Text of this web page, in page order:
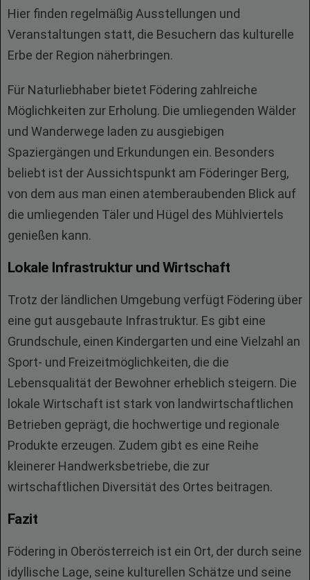
Hier finden regelmäßig Ausstellungen und
Veranstaltungen statt, die Besuchern das kulturelle
Erbe der Region näherbringen.
Für Naturliebhaber bietet Födering zahlreiche
Möglichkeiten zur Erholung. Die umliegenden Wälder
und Wanderwege laden zu ausgiebigen
Spaziergängen und Erkundungen ein. Besonders
beliebt ist der Aussichtspunkt am Föderinger Berg,
von dem aus man einen atemberaubenden Blick auf
die umliegenden Täler und Hügel des Mühlviertels
genießen kann.
Lokale Infrastruktur und Wirtschaft
Trotz der ländlichen Umgebung verfügt Födering über
eine gut ausgebaute Infrastruktur. Es gibt eine
Grundschule, einen Kindergarten und eine Vielzahl an
Sport- und Freizeitmöglichkeiten, die die
Lebensqualität der Bewohner erheblich steigern. Die
lokale Wirtschaft ist stark von landwirtschaftlichen
Betrieben geprägt, die hochwertige und regionale
Produkte erzeugen. Zudem gibt es eine Reihe
kleinerer Handwerksbetriebe, die zur
wirtschaftlichen Diversität des Ortes beitragen.
Fazit
Födering in Oberösterreich ist ein Ort, der durch seine
idyllische Lage, seine kulturellen Schätze und seine